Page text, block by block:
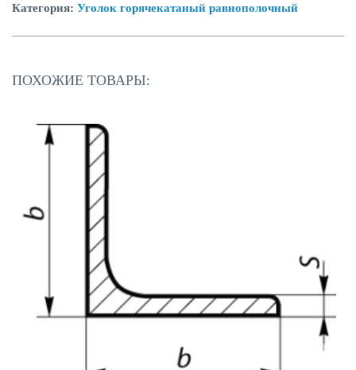
Категория: Уголок горячекатаный равнополочный
ПОХОЖИЕ ТОВАРЫ: